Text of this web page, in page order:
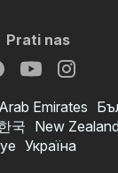
Prati nas
Emirates
국 New Zealand
Україна